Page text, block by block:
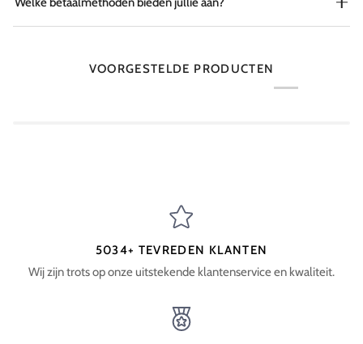
VOORGESTELDE PRODUCTEN
5034+ TEVREDEN KLANTEN
Wij zijn trots op onze uitstekende klantenservice en kwaliteit.